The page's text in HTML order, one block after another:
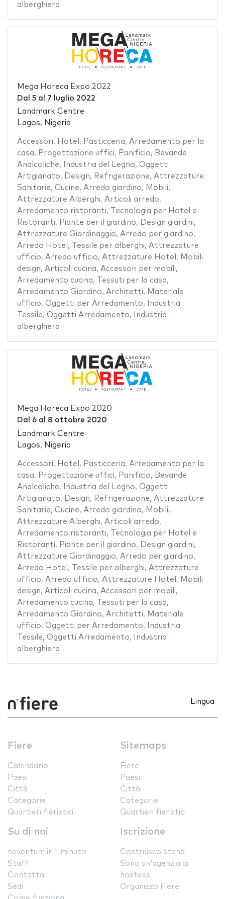
alberghiera
Mega Horeca Expo 2022
Dal 5al 7 luglio 2022
Landmark Centre
Lagos, Nigeria
Accessori, Hotel , Pasticceria, Arredamento per la
casa, Progettazione uffici, Panificio, Bevande
Analcoliche, Industria del Legno, Oggetti
Artigianato, Design, Refrigerazione, Attrezzature
Sanitarie, Cucine, Arredo giardino, Mobili,
Attrezzature Alberghi, Articoli arredo,
Arredamento ristoranti,
Tecnologia per Hotel e
Ristoranti, Piante per il giardino, Design giardini,
Attrezzature Giardinaggio, Arredo per giardino,
Arredo Hotel , Tessile per alberghi, Attrezzature
ufficio, Arredo ufficio, Attrezzature Hotel , Mobili
design, Articoli cucina, Accessori per mobili,
Arredamento cucina, Tessuti per la casa,
Arredamento Giardino, Architetti, Materiale
ufficio, Oggetti per Arredamento,
Industria
Tessile, Oggetti Arredamento,
Industria
alberghiera
Mega Horeca Expo 2020
Dal 6al 8 ottobre 2020
Landmark Centre
Lagos, Nigeria
Accessori, Hotel , Pasticceria, Arredamento per la
casa, Progettazione uffici, Panificio, Bevande
Analcoliche, Industria del Legno, Oggetti
Artigianato, Design, Refrigerazione, Attrezzature
Sanitarie, Cucine, Arredo giardino, Mobili,
Attrezzature Alberghi, Articoli arredo,
Arredamento ristoranti,
Tecnologia per Hotel e
Ristoranti, Piante per il giardino, Design giardini,
Attrezzature Giardinaggio, Arredo per giardino,
Arredo Hotel , Tessile per alberghi, Attrezzature
ufficio, Arredo ufficio, Attrezzature Hotel , Mobili
design, Articoli cucina, Accessori per mobili,
Arredamento cucina, Tessuti per la casa,
Arredamento Giardino, Architetti, Materiale
ufficio, Oggetti per Arredamento,
Industria
Tessile, Oggetti Arredamento,
Industria
alberghiera
Lingua
Fiere
Calendario
Paesi
Città
Categorie
Quartieri fieristici
Sitemaps
Fiere
Paesi
Città
Categorie
Quartieri fieristici
Su di noi
neventum in 1 minuto
Staff
Contatta
Sedi
Iscrizione
Costruisco stand
Sono un'agenzia di
hostess
Organizzo Fiere